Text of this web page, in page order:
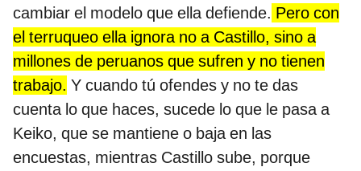
cambiar el modelo que ella defiende. Pero con
el terruqueo ella ignora no a Castillo, sino a
millones de peruanos que sufren y no tienen
trabajo. Y cuando tú ofendes y no te das
cuenta lo que haces, sucede lo que le pasa a
Keiko, que se mantiene o baja en las
encuestas, mientras Castillo sube, porque